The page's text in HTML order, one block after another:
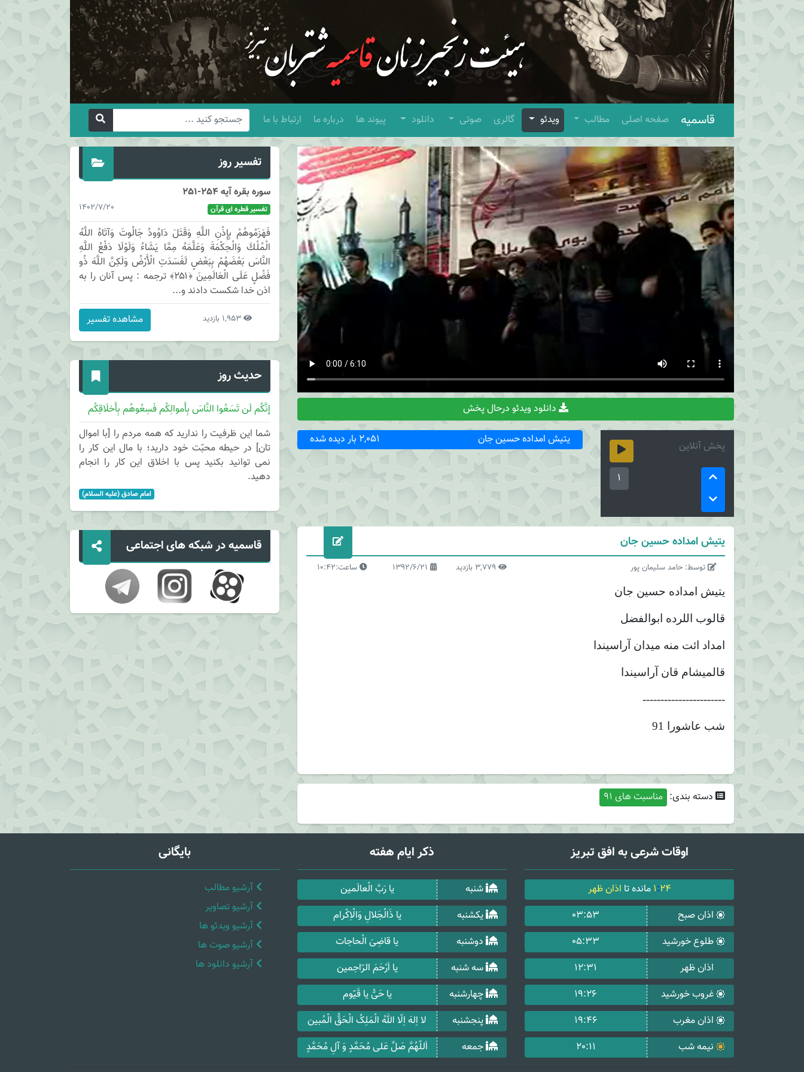
قاسمیه صفحه اصلی مطالب ویدئو گالری صوتی دانلود پیوند ها درباره ما ارتباط با ما
دانلود ویدئو درحال پخش
پخش آنلاین
1
یتیش امداده حسین جان 2,051 بار دیده شده
یتیش امداده حسین جان
توسط: حامد سلیمان پور 1392/6/21 ساعت:10:42
یتیش امداده حسین جان
قالوب اللرده ابوالفضل
امداد ائت منه میدان آراسیندا
قالمیشام قان آراسیندا
-----------------------
شب عاشورا 91
دسته بندی: مناسبت های 91
تفسیر روز
سوره بقره آیه 254-251
1402/7/20 تفسیر قطره ای قرآن
فَهَزَمُوهُمْ بِإِذْنِ اللَّهِ وَقَتَلَ دَاوُودُ جَالُوتَ وَآتَاهُ اللَّهُ
الْمُلْكَ وَالْحِكْمَةَ وَعَلَّمَهُ مِمَّا يَشَاءُ وَلَوْلَا دَفْعُ اللَّهِ
النَّاسَ بَعْضَهُمْ بِبَعْضٍ لَفَسَدَتِ الْأَرْضُ وَلَكِنَّ اللَّهَ ذُو
فَضْلٍ عَلَى الْعَالَمِينَ ﴿۲۵۱﴾ ترجمه : پس آنان را به
اذن خدا شكست دادند و...
1,953 بازدید مشاهده تفسیر
حدیث روز
إنَّکُم لَن تَسَعُوا النَّاسَ بِأَموالِکُم فَسِعُوهُم بِأَخلَاقِکُم
شما این ظرفیت را ندارید که همه مردم را [با اموال
تان] در حیطه محبّت خود دارید؛ با مال این کار را
نمی توانید بکنید پس با اخلاق این کار را انجام
دهید.
امام صادق (علیه السلام)
قاسمیه در شبکه های اجتماعی
اوقات شرعی به افق تبریز
1:24 مانده تا اذان ظهر
اذان صبح
03:53
طلوع خورشید
05:33
اذان ظهر
12:31
غروب خورشید
19:26
اذان مغرب
19:46
نیمه شب
20:11
ذکر ایام هفته
شنبه
یا رَبَّ الْعالَمین
یکشنبه
یا ذَالْجَلالِ وَالْاِکْرام
دوشنبه
یا قاضِیَ الْحاجات
سه شنبه
یا اَرْحَمَ الرّاحِمین
چهارشنبه
یا حَیُّ یا قَیّوم
پنجشنبه
لا اِلهَ اِلّا اللهُ الْمَلِکُ الْحَقُّ الْمُبین
جمعه
اَللّهُمَّ صَلِّ عَلی مُحَمَّدٍ وَ آلِ مُحَمَّدٍ
بایگانی
آرشیو مطالب
آرشیو تصاویر
آرشیو ویدئو ها
آرشیو صوت ها
آرشیو دانلود ها